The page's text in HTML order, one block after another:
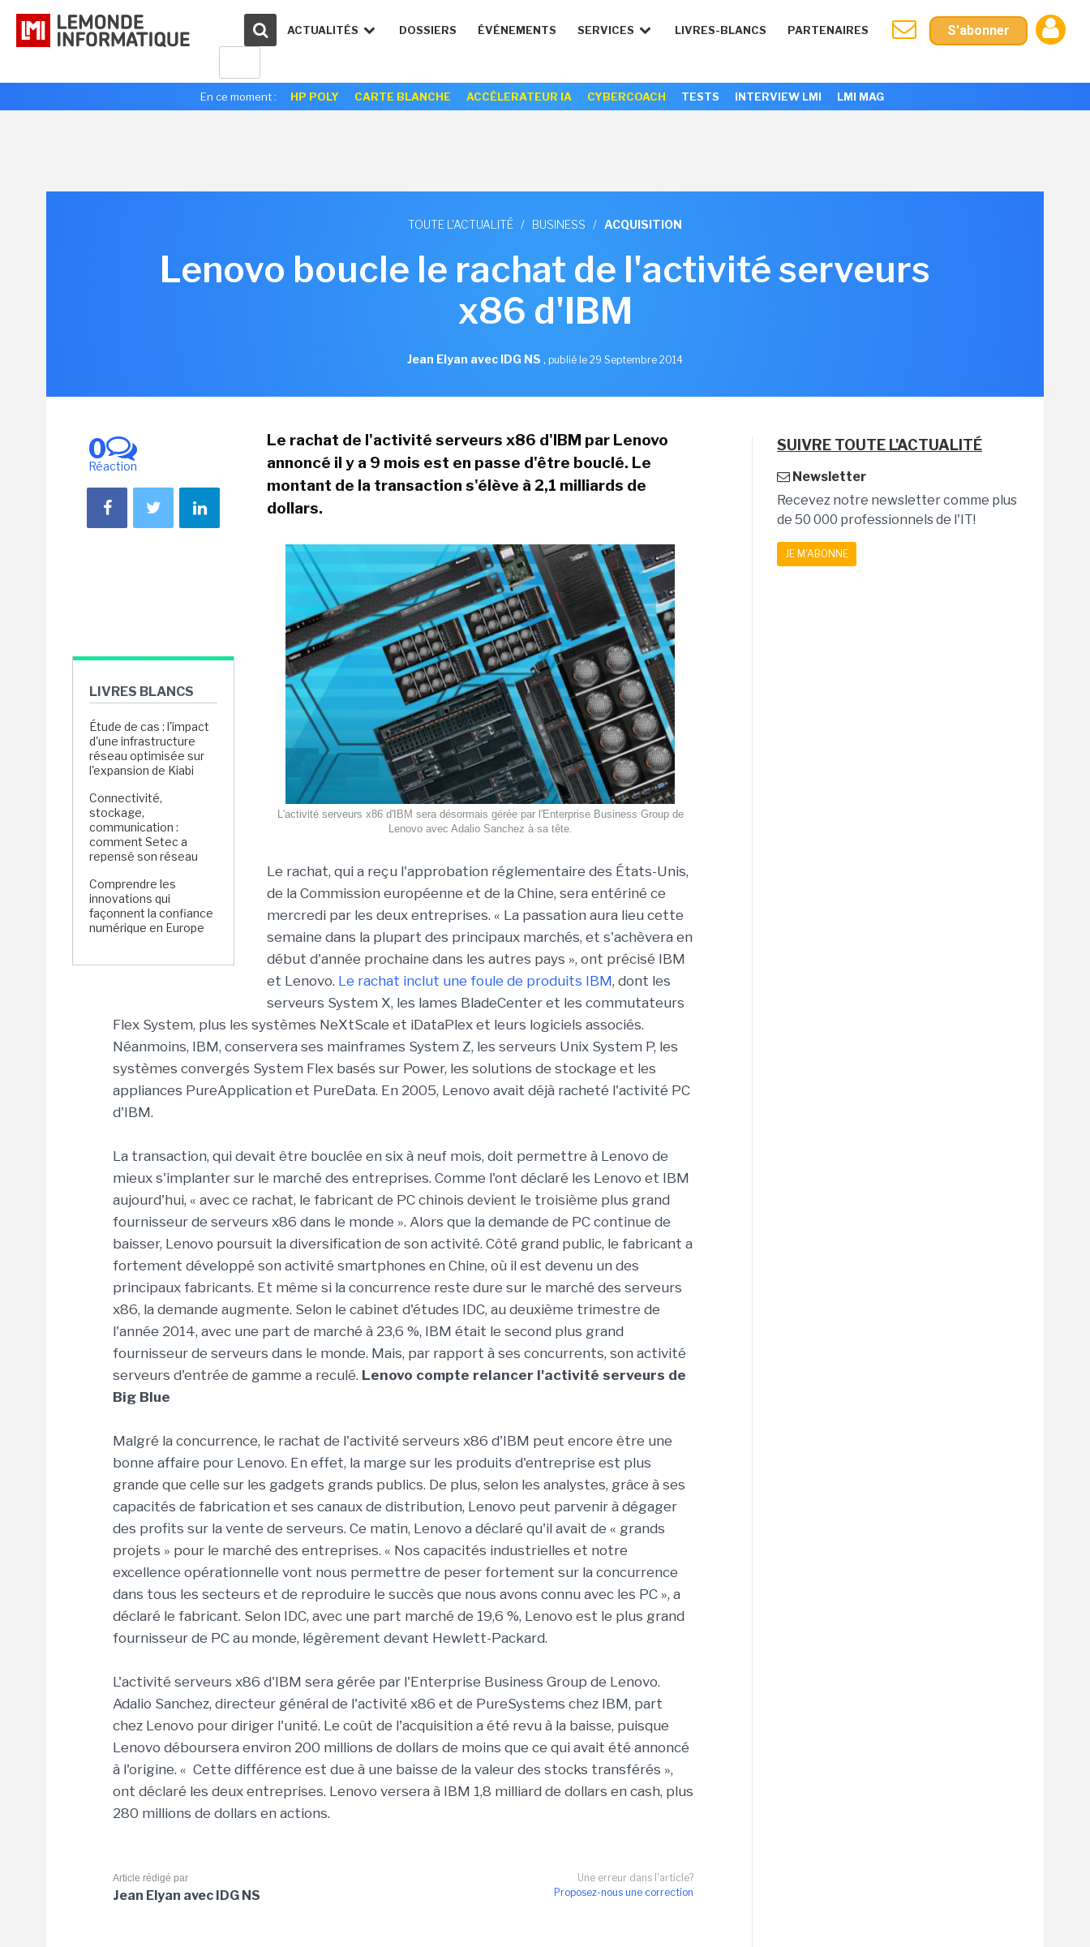
ACTUALITÉS DOSSIERS ÉVÉNEMENTS SERVICES LIVRES-BLANCS PARTENAIRES S'abonner
En ce moment : HP POLY CARTE BLANCHE ACCÉLERATEUR IA CYBERCOACH TESTS INTERVIEW LMI LMI MAG
TOUTE L'ACTUALITÉ / BUSINESS / ACQUISITION
Lenovo boucle le rachat de l'activité serveurs
x86 d'IBM
Jean Elyan avec IDG NS , publié le 29 Septembre 2014
0
Réaction
LIVRES BLANCS
Étude de cas : l'impact
d'une infrastructure
réseau optimisée sur
l'expansion de Kiabi
Connectivité,
stockage,
communication :
comment Setec a
repensé son réseau
Comprendre les
innovations qui
façonnent la confiance
numérique en Europe
Le rachat de l'activité serveurs x86 d'IBM par Lenovo
annoncé il y a 9 mois est en passe d'être bouclé. Le
montant de la transaction s'élève à 2,1 milliards de
dollars.
L'activité serveurs x86 d'IBM sera désormais gérée par l'Enterprise Business Group de
Lenovo avec Adalio Sanchez à sa tête.
Le rachat, qui a reçu l'approbation réglementaire des États-Unis,
de la Commission européenne et de la Chine, sera entériné ce
mercredi par les deux entreprises. « La passation aura lieu cette
semaine dans la plupart des principaux marchés, et s'achèvera en
début d'année prochaine dans les autres pays », ont précisé IBM
et Lenovo. Le rachat inclut une foule de produits IBM, dont les
serveurs System X, les lames BladeCenter et les commutateurs
Flex System, plus les systèmes NeXtScale et iDataPlex et leurs logiciels associés.
Néanmoins, IBM, conservera ses mainframes System Z, les serveurs Unix System P, les
systèmes convergés System Flex basés sur Power, les solutions de stockage et les
appliances PureApplication et PureData. En 2005, Lenovo avait déjà racheté l'activité PC
d'IBM.
La transaction, qui devait être bouclée en six à neuf mois, doit permettre à Lenovo de
mieux s'implanter sur le marché des entreprises. Comme l'ont déclaré les Lenovo et IBM
aujourd'hui, « avec ce rachat, le fabricant de PC chinois devient le troisième plus grand
fournisseur de serveurs x86 dans le monde ». Alors que la demande de PC continue de
baisser, Lenovo poursuit la diversification de son activité. Côté grand public, le fabricant a
fortement développé son activité smartphones en Chine, où il est devenu un des
principaux fabricants. Et même si la concurrence reste dure sur le marché des serveurs
x86, la demande augmente. Selon le cabinet d'études IDC, au deuxième trimestre de
l'année 2014, avec une part de marché à 23,6 %, IBM était le second plus grand
fournisseur de serveurs dans le monde. Mais, par rapport à ses concurrents, son activité
serveurs d'entrée de gamme a reculé. Lenovo compte relancer l'activité serveurs de
Big Blue
Malgré la concurrence, le rachat de l'activité serveurs x86 d'IBM peut encore être une
bonne affaire pour Lenovo. En effet, la marge sur les produits d'entreprise est plus
grande que celle sur les gadgets grands publics. De plus, selon les analystes, grâce à ses
capacités de fabrication et ses canaux de distribution, Lenovo peut parvenir à dégager
des profits sur la vente de serveurs. Ce matin, Lenovo a déclaré qu'il avait de « grands
projets » pour le marché des entreprises. « Nos capacités industrielles et notre
excellence opérationnelle vont nous permettre de peser fortement sur la concurrence
dans tous les secteurs et de reproduire le succès que nous avons connu avec les PC », a
déclaré le fabricant. Selon IDC, avec une part marché de 19,6 %, Lenovo est le plus grand
fournisseur de PC au monde, légèrement devant Hewlett-Packard.
L'activité serveurs x86 d'IBM sera gérée par l'Enterprise Business Group de Lenovo.
Adalio Sanchez, directeur général de l'activité x86 et de PureSystems chez IBM, part
chez Lenovo pour diriger l'unité. Le coût de l'acquisition a été revu à la baisse, puisque
Lenovo déboursera environ 200 millions de dollars de moins que ce qui avait été annoncé
à l'origine. « Cette différence est due à une baisse de la valeur des stocks transférés »,
ont déclaré les deux entreprises. Lenovo versera à IBM 1,8 milliard de dollars en cash, plus
280 millions de dollars en actions.
Une erreur dans l'article?
Proposez-nous une correction
Article rédigé par
Jean Elyan avec IDG NS
SUIVRE TOUTE L'ACTUALITÉ
Newsletter
Recevez notre newsletter comme plus
de 50 000 professionnels de l'IT!
JE M'ABONNE